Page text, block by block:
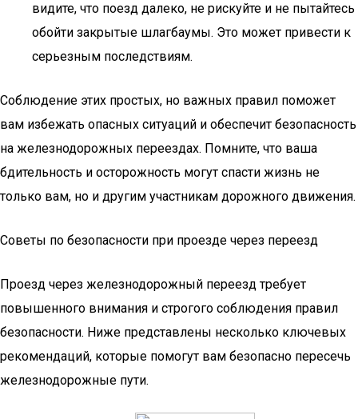
видите, что поезд далеко, не рискуйте и не пытайтесь
обойти закрытые шлагбаумы. Это может привести к
серьезным последствиям.
Соблюдение этих простых, но важных правил поможет
вам избежать опасных ситуаций и обеспечит безопасность
на железнодорожных переездах. Помните, что ваша
бдительность и осторожность могут спасти жизнь не
только вам, но и другим участникам дорожного движения.
Советы по безопасности при проезде через переезд
Проезд через железнодорожный переезд требует
повышенного внимания и строгого соблюдения правил
безопасности. Ниже представлены несколько ключевых
рекомендаций, которые помогут вам безопасно пересечь
железнодорожные пути.